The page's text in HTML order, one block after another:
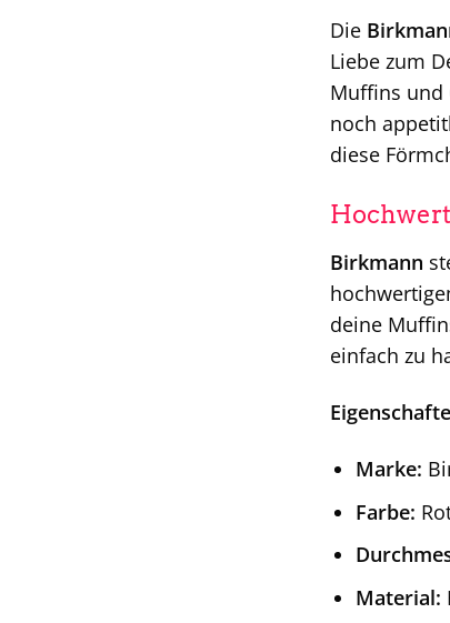
Die
Liebe zum
Muffins und
noch
diese
Birkmann
deine
einfach zu
Marke:
Farbe:
Material: